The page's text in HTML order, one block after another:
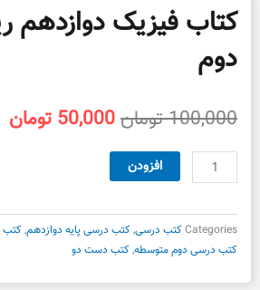
کتاب فیزیک
دوم
100,000تومانقیمت
بود.
50,000 تومان
کتاب
فیزیک
ریاضی
دست
دوم
عدد
افزودن
Categoriesکتب درسی,کتب درسی پایه دوازدهم,کتب
کتب درسی دوم متوسطه,کتب دست دو